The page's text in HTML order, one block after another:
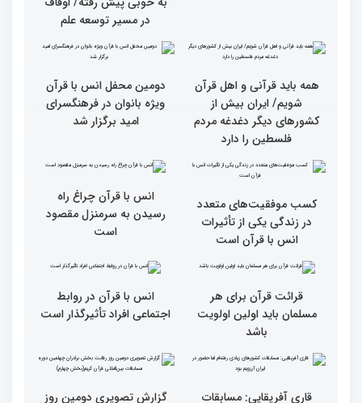
بین‌المللی قرآن کریم
فرآیند اجرایی و فنی
مسابقات قرآن با مساعدت
همه بخش‌های ستاد اجرایی
به خوبی پیش رفته/ اوقاف
در مسیر توسعه علم
همه باید قرآنی و اهل قرآن
شویم/ ایران بیش از
کشورهای دیگر دغدغه مردم
فلسطین را دارد
ویژه بانوان در فرهنگسرای
کسب موفقیت‌های متعدد
انس با قرآن است
انس با قرآن چراغ راه
رسیدن به سرمنزل مقصود
است
قرائت قرآن برای هر
مسلمان باید اولین اولویت
باشد
انس با قرآن در روابط
اجتماعی افراد تأثیرگذار است